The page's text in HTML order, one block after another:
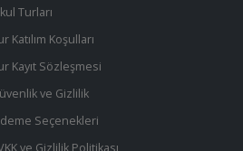
Turları
Katılım Koşulları
Kayıt Sözleşmesi
ve Gizlilik
Seçenekleri
ve Gizlilik Politikası